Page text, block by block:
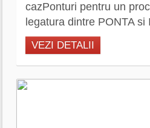
cazPonturi pentru un
legatura dintre PONTA
VEZI DETALII